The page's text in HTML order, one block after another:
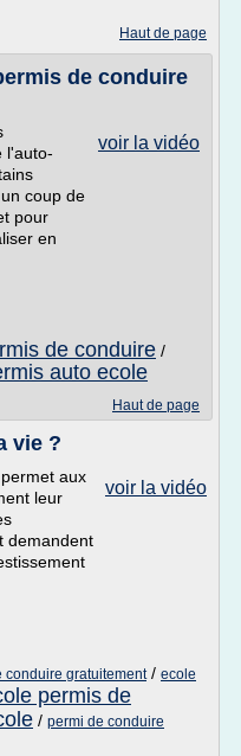
Haut de page
de conduire
voir la vidéo
l'auto-
coup de
pour
en
de conduire /
auto ecole
Haut de page
vie ?
voir la vidéo
aux
leur
demandent
conduire gratuitement/ ecole
permis de
/ permi de conduire